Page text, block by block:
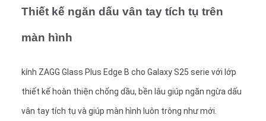
Thiết kế ngăn dấu vân tay tích tụ trên
màn hình
kính ZAGG Glass Plus Edge B cho Galaxy S25 serie với lớp
thiết kế hoàn thiện chống dầu, bền lâu giúp ngăn ngừa dấu
vân tay tích tụ và giúp màn hình luôn trông như mới.